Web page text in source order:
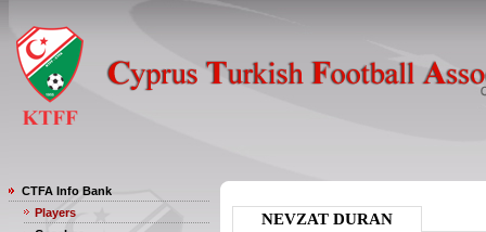
CTFA Info Bank
Players
NEVZAT DURAN